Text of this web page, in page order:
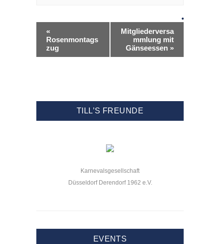
«
Rosenmontags
zug
Mitgliederversa
mmlung mit
Gänseessen »
TILL’S FREUNDE
Karnevalsgesellschaft
Düsseldorf Derendorf 1962 e.V.
EVENTS